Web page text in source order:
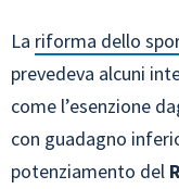
La riforma dello
prevedeva alcuni
come l’esenzione
con guadagno
potenziamento del